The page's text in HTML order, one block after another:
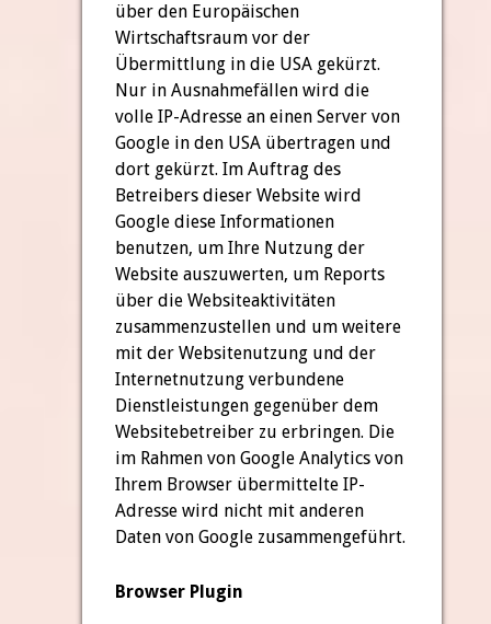
über den Europäischen
Wirtschaftsraum vor der
Übermittlung in die USA gekürzt.
Nur in Ausnahmefällen wird die
volle IP-Adresse an einen Server von
Google in den USA übertragen und
dort gekürzt. Im Auftrag des
Betreibers dieser Website wird
Google diese Informationen
benutzen, um Ihre Nutzung der
Website auszuwerten, um Reports
über die Websiteaktivitäten
zusammenzustellen und um weitere
mit der Websitenutzung und der
Internetnutzung verbundene
Dienstleistungen gegenüber dem
Websitebetreiber zu erbringen. Die
im Rahmen von Google Analytics von
Ihrem Browser übermittelte IP-
Adresse wird nicht mit anderen
Daten von Google zusammengeführt.
Browser Plugin